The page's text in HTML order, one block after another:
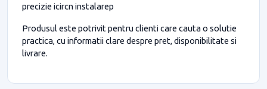
precizie icircn instalarep
Produsul este potrivit pentru clienti care cauta o solutie
practica, cu informatii clare despre pret, disponibilitate si
livrare.